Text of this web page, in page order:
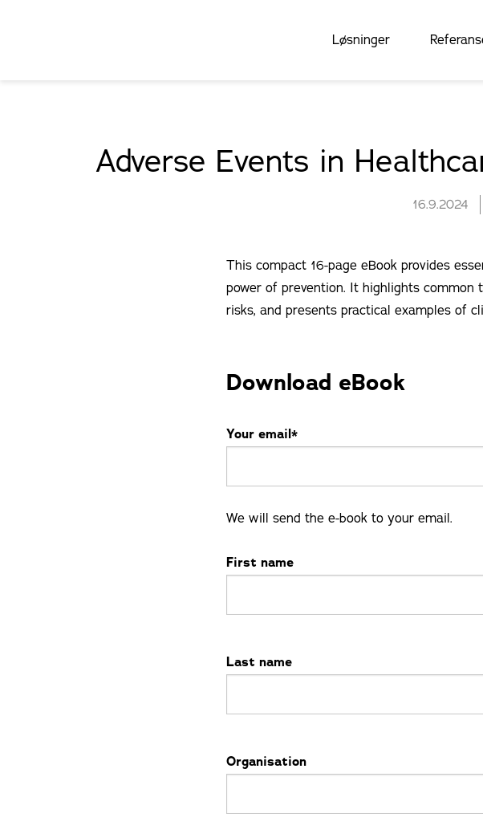
Løsninger
Adverse Events in
16.9.2024
This compact 16-page eBook provides
power of prevention. It highlights
risks, and presents practical examples of
Download eBook
Your email*
We will send the e-book to your email.
First name
Last name
Organisation